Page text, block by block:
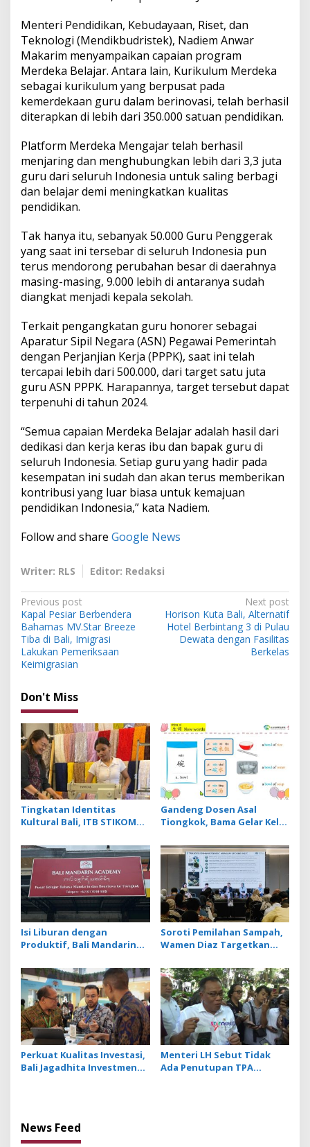
Menteri Pendidikan, Kebudayaan, Riset, dan
Teknologi (Mendikbudristek), Nadiem Anwar
Makarim menyampaikan capaian program
Merdeka Belajar. Antara lain, Kurikulum Merdeka
sebagai kurikulum yang berpusat pada
kemerdekaan guru dalam berinovasi, telah berhasil
diterapkan di lebih dari 350.000 satuan pendidikan.
Platform Merdeka Mengajar telah berhasil
menjaring dan menghubungkan lebih dari 3,3 juta
guru dari seluruh Indonesia untuk saling berbagi
dan belajar demi meningkatkan kualitas
pendidikan.
Tak hanya itu, sebanyak 50.000 Guru Penggerak
yang saat ini tersebar di seluruh Indonesia pun
terus mendorong perubahan besar di daerahnya
masing-masing, 9.000 lebih di antaranya sudah
diangkat menjadi kepala sekolah.
Terkait pengangkatan guru honorer sebagai
Aparatur Sipil Negara (ASN) Pegawai Pemerintah
dengan Perjanjian Kerja (PPPK), saat ini telah
tercapai lebih dari 500.000, dari target satu juta
guru ASN PPPK. Harapannya, target tersebut dapat
terpenuhi di tahun 2024.
“Semua capaian Merdeka Belajar adalah hasil dari
dedikasi dan kerja keras ibu dan bapak guru di
seluruh Indonesia. Setiap guru yang hadir pada
kesempatan ini sudah dan akan terus memberikan
kontribusi yang luar biasa untuk kemajuan
pendidikan Indonesia,” kata Nadiem.
Follow and share Google News
Writer: RLS Editor: Redaksi
P
o
s
t
a
v
i
g
a
t
i
n
Previous post
Kapal Pesiar Berbendera
Bahamas MV.Star Breeze
Tiba di Bali, Imigrasi
Lakukan Pemeriksaan
Keimigrasian
Next post
Horison Kuta Bali, Alternatif
Hotel Berbintang 3 di Pulau
Dewata dengan Fasilitas
Berkelas
Don't Miss
Tingkatan Identitas
Kultural Bali, ITB STIKOM
Usaha Perempuan
Pengrajin Kebaya
Gandeng Dosen Asal
Tiongkok, Bama Gelar Kelas
Bahas Cara Pesan Menu
Restoran
Isi Liburan dengan
Produktif, Bali Mandarin
Online Super Intensif
Soroti Pemilahan Sampah,
Wamen Diaz Targetkan
Emisi Sektor Limbah
Perkuat Kualitas Investasi,
Bali Jagadhita Investment
Menteri LH Sebut Tidak
Ada Penutupan TPA
News Feed